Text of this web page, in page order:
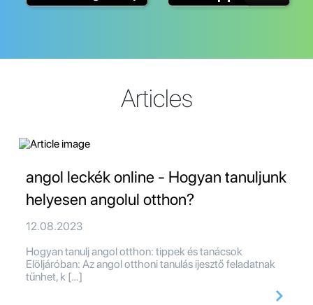
Articles
angol leckék online - Hogyan tanuljunk
helyesen angolul otthon?
12.08.2023
Hogyan tanulj angol otthon: tippek és tanácsok
Elöljáróban: Az angol otthoni tanulás ijesztő feladatnak
tűnhet, k […]